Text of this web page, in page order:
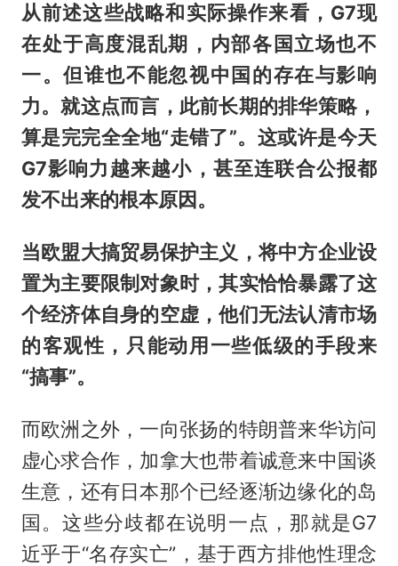
从前述这些战略和实际操作来看，G7现
在处于高度混乱期，内部各国立场也不
一。但谁也不能忽视中国的存在与影响
力。就这点而言，此前长期的排华策略，
算是完完全全地“走错了”。这或许是今天
G7影响力越来越小，甚至连联合公报都
发不出来的根本原因。
当欧盟大搞贸易保护主义，将中方企业设
置为主要限制对象时，其实恰恰暴露了这
个经济体自身的空虚，他们无法认清市场
的客观性，只能动用一些低级的手段来
“搞事”。
而欧洲之外，一向张扬的特朗普来华访问
虚心求合作，加拿大也带着诚意来中国谈
生意，还有日本那个已经逐渐边缘化的岛
国。这些分歧都在说明一点，那就是G7
近乎于“名存实亡”，基于西方排他性理念